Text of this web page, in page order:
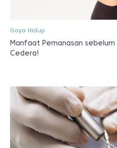
Gaya Hidup
Manfaat Pemanasan sebelum
Cedera!